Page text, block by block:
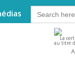
Search
for:
La
au titre